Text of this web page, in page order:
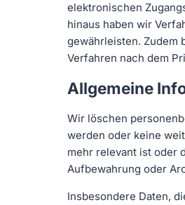
elektronischen
hinaus haben wir
gewährleisten. Zudem
Verfahren nach dem
Allgemeine
Wir löschen
werden oder keine
mehr relevant ist oder
Aufbewahrung oder
Insbesondere Daten,